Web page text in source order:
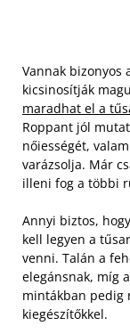
Vannak bizonyos
kicsinosítják
maradhat el a
Roppant jól
nőiességét,
varázsolja. Már
illeni fog a többi
Annyi biztos,
kell legyen a
venni. Talán a
elegánsnak, míg
mintákban pedig
kiegészítőkkel.